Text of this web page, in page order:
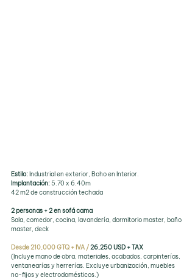
Estilo: Industrial en exterior, Boho en Interior.
Implantación: 5.70 x 6.40m
42 m2 de construcción techada
2 personas + 2 en sofá cama
Sala, comedor, cocina, lavandería, dormitorio master, baño
master, deck
Desde 210,000 GTQ + IVA / 26,250 USD + TAX
(Incluye mano de obra, materiales, acabados, carpinterías,
ventanearías y herrerías. Excluye urbanización, muebles
no-fijos y electrodomésticos.)